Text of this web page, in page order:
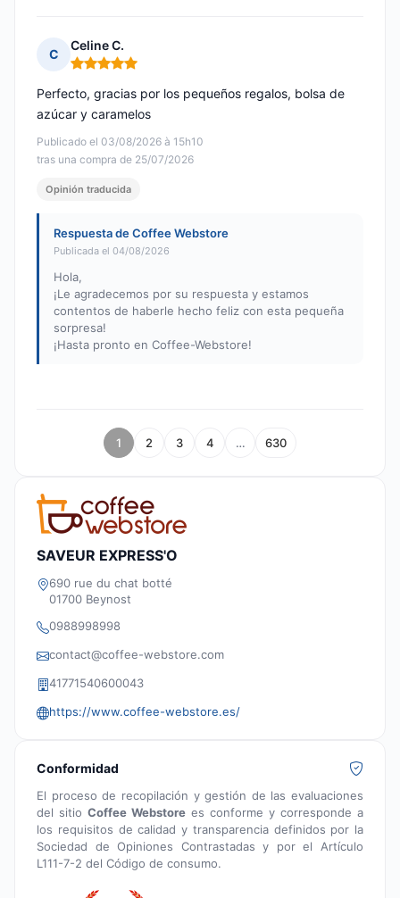
C
Celine C.
Nota: 5 de 5
Publicado el 03/08/2026 à 15h10
tras una compra de 25/07/2026
Perfecto, gracias por los pequeños regalos, bolsa de
azúcar y caramelos
Opinión traducida
Respuesta de Coffee Webstore
Publicada el 04/08/2026
Hola,
¡Le agradecemos por su respuesta y estamos
contentos de haberle hecho feliz con esta pequeña
sorpresa!
¡Hasta pronto en Coffee-Webstore!
1 2 3 4 … 630
SAVEUR EXPRESS'O
690 rue du chat botté
01700 Beynost
0988998998
contact@coffee-webstore.com
41771540600043
https://www.coffee-webstore.es/
Conformidad
El proceso de recopilación y gestión de las evaluaciones
del sitio Coffee Webstore es conforme y corresponde a
los requisitos de calidad y transparencia definidos por la
Sociedad de Opiniones Contrastadas y por el Artículo
L111-7-2 del Código de consumo.